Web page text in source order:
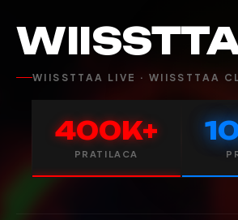
WIISSTTAA LIVE · WIISSTTAA
400K+
PRATILACA